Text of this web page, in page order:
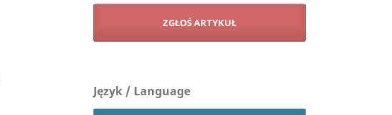
ZGŁOŚ ARTYKUŁ
Język / Language